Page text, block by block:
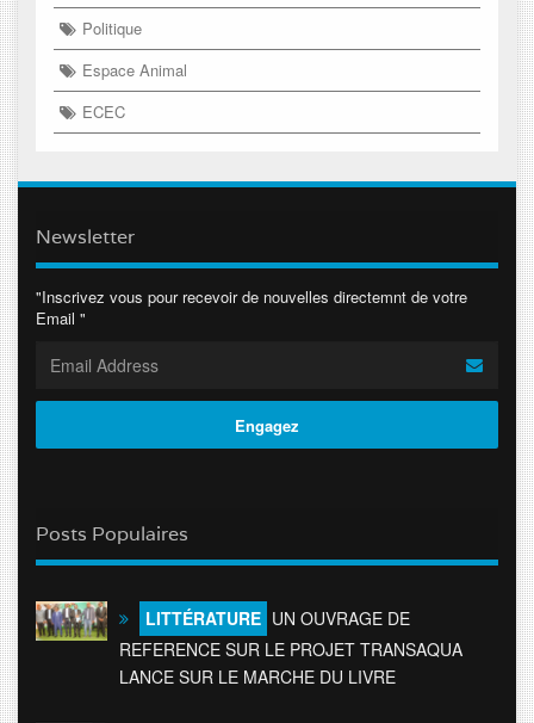
Politique
Espace Animal
ECEC
Newsletter
"Inscrivez vous pour recevoir de nouvelles directemnt de votre
Email "
Posts Populaires
LITTÉRATURE UN OUVRAGE DE
REFERENCE SUR LE PROJET TRANSAQUA
LANCE SUR LE MARCHE DU LIVRE